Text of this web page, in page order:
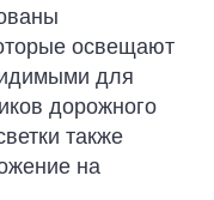
освещают
для
дорожного
также
на